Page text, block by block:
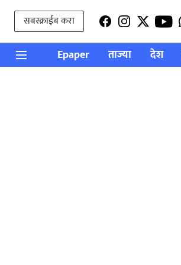
सबस्क्राईब करा
Epaper ताज्या देश